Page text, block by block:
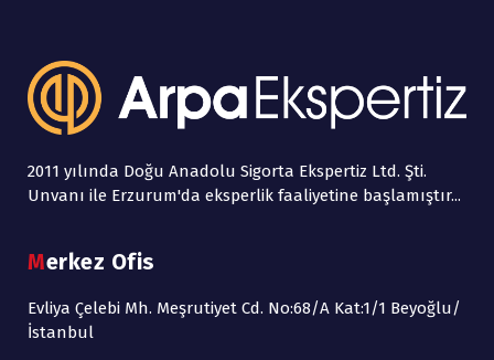
2011 yılında Doğu Anadolu Sigorta Ekspertiz Ltd. Şti.
Unvanı ile Erzurum'da eksperlik faaliyetine başlamıştır...
Merkez Ofis
Evliya Çelebi Mh. Meşrutiyet Cd. No:68/A Kat:1/1 Beyoğlu/
İstanbul